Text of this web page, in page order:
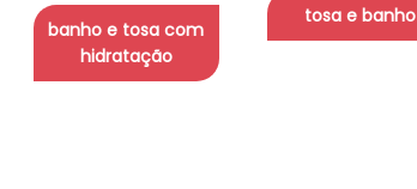
banho e tosa com
hidratação
tosa e banho